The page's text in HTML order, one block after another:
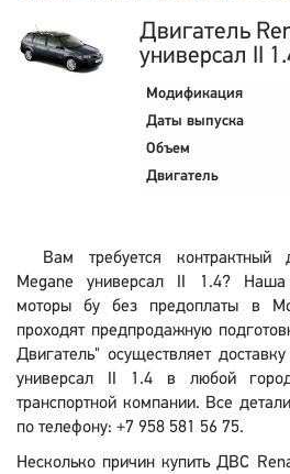
Двигатель
универсал II
Модификация
Даты выпуска
Объем
Двигатель
Вам требуется контрактный
Megane универсал II 1.4? Наша
моторы бу без предоплаты в
проходят предпродажную
Двигатель" осуществляет
универсал II 1.4 в любой
транспортной компании. Все
по телефону: +7 958 581 56 75.
Несколько причин купить ДВС